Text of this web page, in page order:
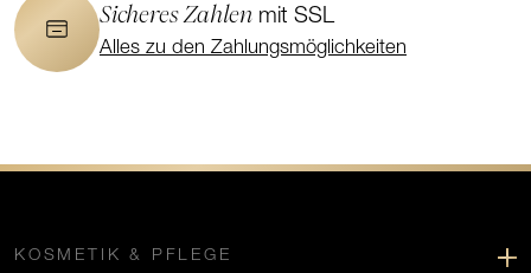
Sicheres Zahlen mit SSL
Alles zu den Zahlungsmöglichkeiten
KOSMETIK & PFLEGE